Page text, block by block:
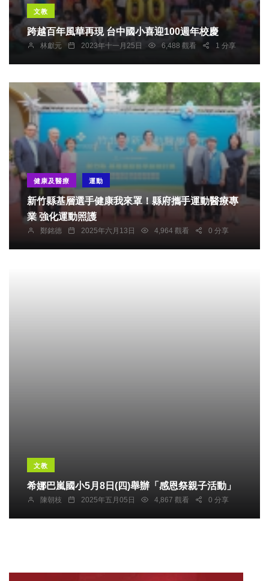
文教
跨越百年風華再現 台中國小喜迎100週年校慶
林獻元 2023年十一月25日 6,488 觀看 1 分享
健康及醫療 運動
新竹縣基層選手健康我來罩！縣府攜手運動醫療專
業 強化運動照護
鄭銘德 2025年六月13日 4,964 觀看 0 分享
文教
希娜巴嵐國小5月8日(四)舉辦「感恩祭親子活動」
陳朝枝 2025年五月05日 4,867 觀看 0 分享